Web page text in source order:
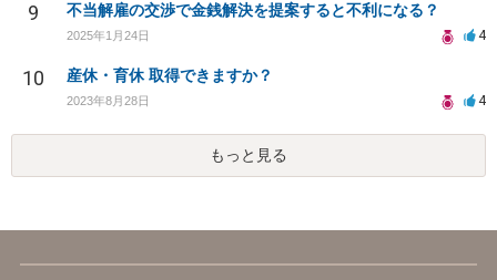
9 不当解雇の交渉で金銭解決を提案すると不利になる？
2025年1月24日 4
10 産休・育休 取得できますか？
2023年8月28日 4
もっと見る